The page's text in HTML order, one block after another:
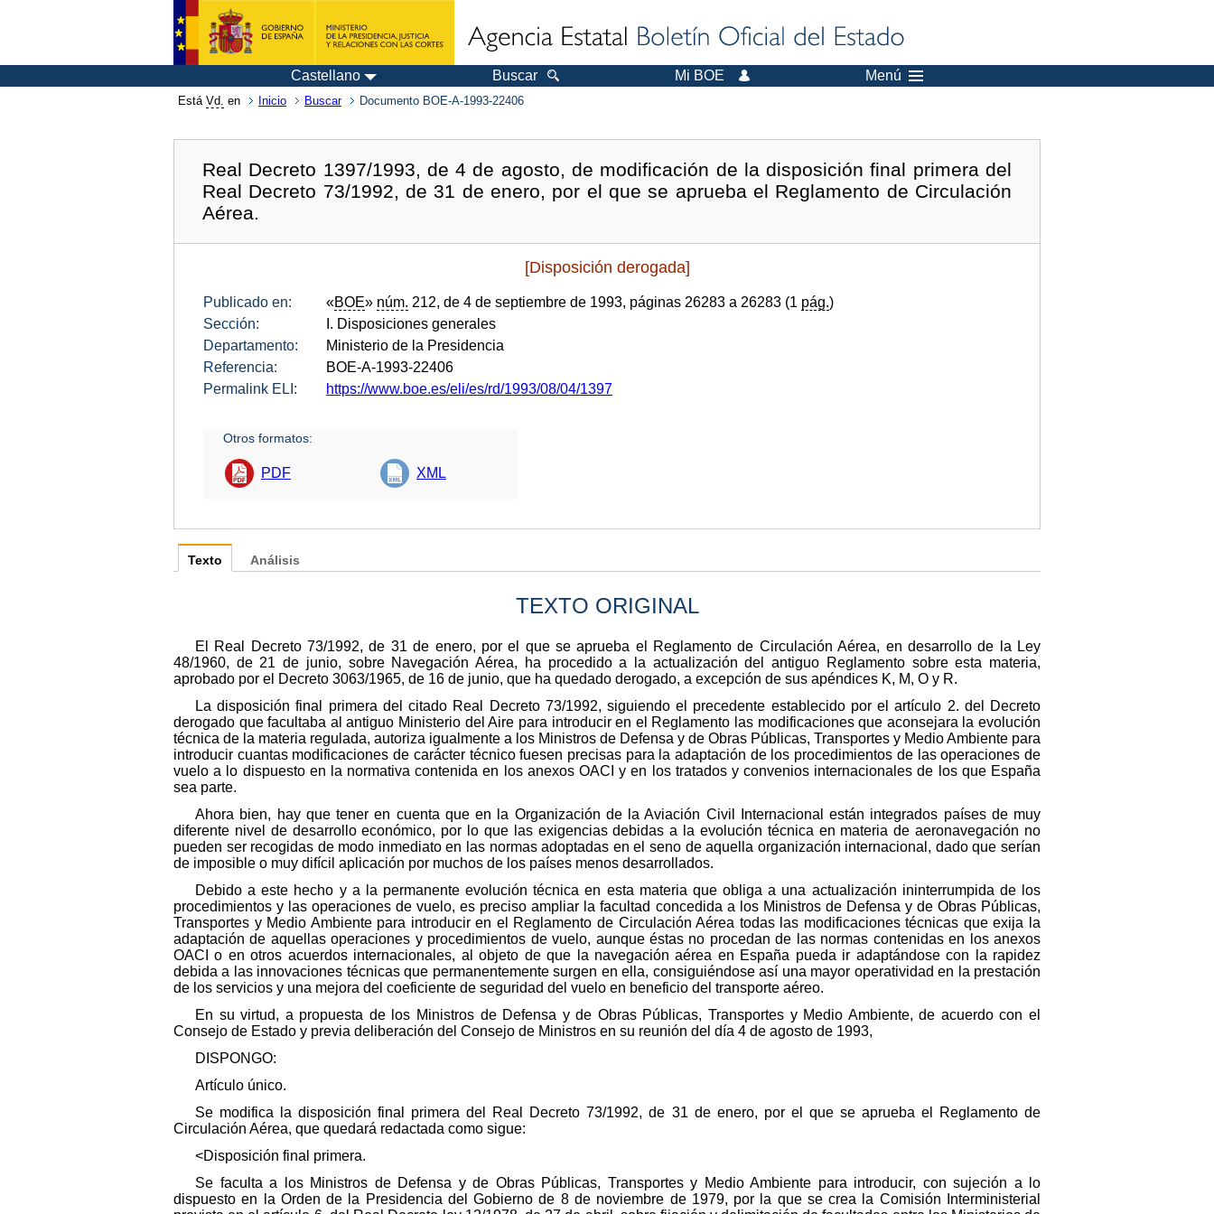
Castellano Buscar Mi BOE Menú
Está Vd. en Inicio Buscar Documento BOE-A-1993-22406
Real Decreto 1397/1993, de 4 de agosto, de modificación de la disposición final primera del
Real Decreto 73/1992, de 31 de enero, por el que se aprueba el Reglamento de Circulación
Aérea.
[Disposición derogada]
Publicado en: «BOE» núm. 212, de 4 de septiembre de 1993, páginas 26283 a 26283 (1 pág.)
Sección:
I. Disposiciones generales
Departamento:
Ministerio de la Presidencia
Referencia:
BOE-A-1993-22406
Permalink ELI:
https://www.boe.es/eli/es/rd/1993/08/04/1397
Otros formatos:
PDF XML
Texto
TEXTO ORIGINAL
El Real Decreto 73/1992, de 31 de enero, por el que se aprueba el Reglamento de Circulación Aérea, en desarrollo de la Ley
48/1960, de 21 de junio, sobre Navegación Aérea, ha procedido a la actualización del antiguo Reglamento sobre esta materia,
aprobado por el Decreto 3063/1965, de 16 de junio, que ha quedado derogado, a excepción de sus apéndices K, M, O y R.
La disposición final primera del citado Real Decreto 73/1992, siguiendo el precedente establecido por el artículo 2. del Decreto
derogado que facultaba al antiguo Ministerio del Aire para introducir en el Reglamento las modificaciones que aconsejara la evolución
técnica de la materia regulada, autoriza igualmente a los Ministros de Defensa y de Obras Públicas, Transportes y Medio Ambiente para
introducir cuantas modificaciones de carácter técnico fuesen precisas para la adaptación de los procedimientos de las operaciones de
vuelo a lo dispuesto en la normativa contenida en los anexos OACI y en los tratados y convenios internacionales de los que España
sea parte.
Ahora bien, hay que tener en cuenta que en la Organización de la Aviación Civil Internacional están integrados países de muy
diferente nivel de desarrollo económico, por lo que las exigencias debidas a la evolución técnica en materia de aeronavegación no
pueden ser recogidas de modo inmediato en las normas adoptadas en el seno de aquella organización internacional, dado que serían
de imposible o muy difícil aplicación por muchos de los países menos desarrollados.
Debido a este hecho y a la permanente evolución técnica en esta materia que obliga a una actualización ininterrumpida de los
procedimientos y las operaciones de vuelo, es preciso ampliar la facultad concedida a los Ministros de Defensa y de Obras Públicas,
Transportes y Medio Ambiente para introducir en el Reglamento de Circulación Aérea todas las modificaciones técnicas que exija la
adaptación de aquellas operaciones y procedimientos de vuelo, aunque éstas no procedan de las normas contenidas en los anexos
OACI o en otros acuerdos internacionales, al objeto de que la navegación aérea en España pueda ir adaptándose con la rapidez
debida a las innovaciones técnicas que permanentemente surgen en ella, consiguiéndose así una mayor operatividad en la prestación
de los servicios y una mejora del coeficiente de seguridad del vuelo en beneficio del transporte aéreo.
En su virtud, a propuesta de los Ministros de Defensa y de Obras Públicas, Transportes y Medio Ambiente, de acuerdo con el
Consejo de Estado y previa deliberación del Consejo de Ministros en su reunión del día 4 de agosto de 1993,
DISPONGO:
Artículo único.
Se modifica la disposición final primera del Real Decreto 73/1992, de 31 de enero, por el que se aprueba el Reglamento de
Circulación Aérea, que quedará redactada como sigue:
<Disposición final primera.
Se faculta a los Ministros de Defensa y de Obras Públicas, Transportes y Medio Ambiente para introducir, con sujeción a lo
dispuesto en la Orden de la Presidencia del Gobierno de 8 de noviembre de 1979, por la que se crea la Comisión Interministerial
Análisis